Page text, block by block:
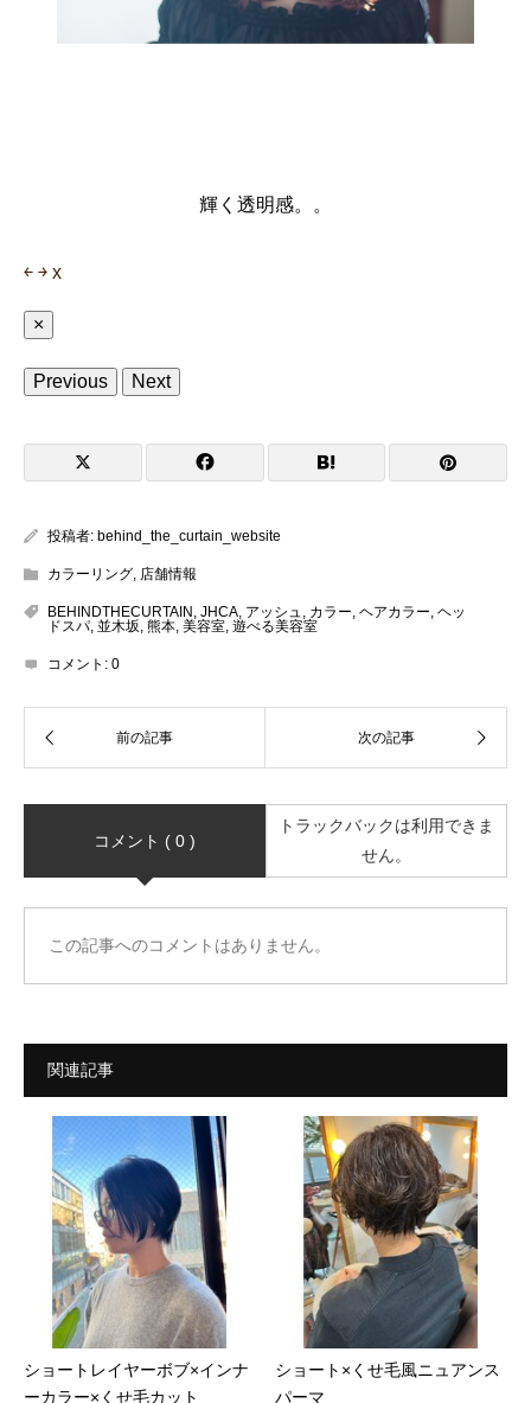
輝く透明感。。
￩ ￫ x
×
Previous Next
投稿者: behind_the_curtain_website
カラーリング, 店舗情報
BEHINDTHECURTAIN , JHCA, アッシュ, カラー, ヘアカラー, ヘッ
ドスパ, 並木坂, 熊本, 美容室, 遊べる美容室
コメント: 0
コメント ( 0 )
トラックバックは利用できま
せん。
この記事へのコメントはありません。
関連記事
ショートレイヤーボブ×インナ
ーカラー×くせ毛カット
ショート×くせ毛風ニュアンス
パーマ